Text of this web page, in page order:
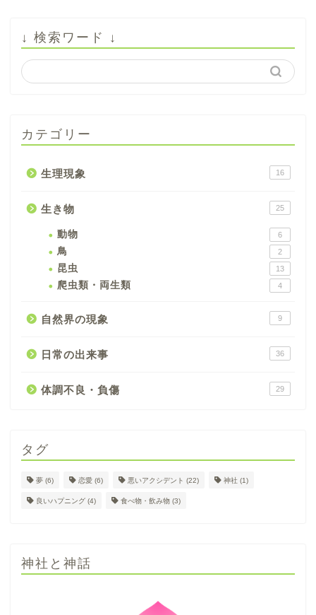
↓ 検索ワード ↓
カテゴリー
生理現象 16
生き物 25
動物 6
鳥 2
昆虫 13
爬虫類・両生類 4
自然界の現象 9
日常の出来事 36
体調不良・負傷 29
タグ
夢 (6) 恋愛 (6) 悪いアクシデント (22) 神社 (1)
良いハプニング (4) 食べ物・飲み物 (3)
神社と神話